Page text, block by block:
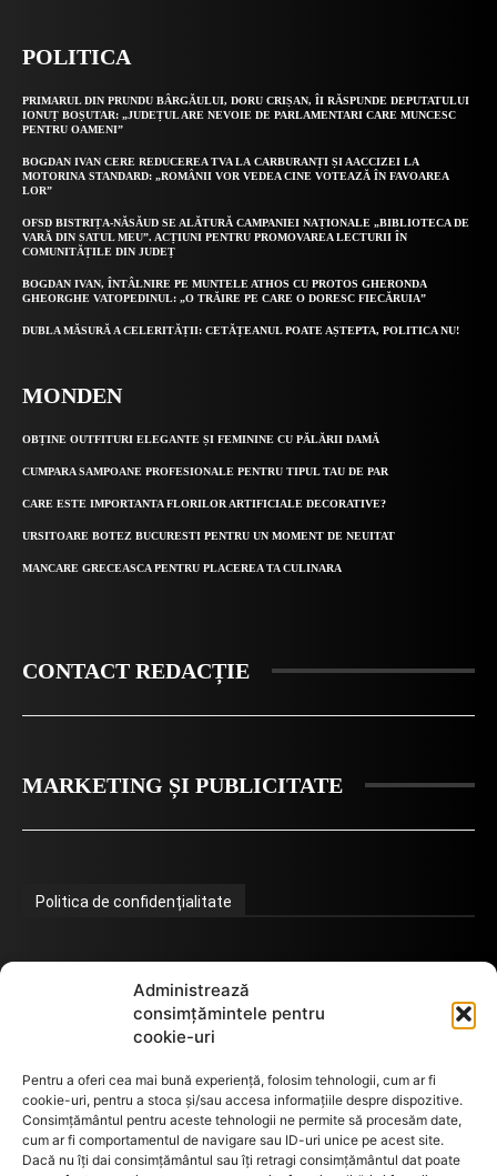
Administrează
consimțămintele pentru
cookie-uri
Pentru a oferi cea mai bună experiență, folosim tehnologii, cum ar fi
cookie-uri, pentru a stoca și/sau accesa informațiile despre dispozitive.
Consimțământul pentru aceste tehnologii ne permite să procesăm date,
cum ar fi comportamentul de navigare sau ID-uri unice pe acest site.
Dacă nu îți dai consimțământul sau îți retragi consimțământul dat poate
POLITICA
PRIMARUL DIN PRUNDU BÂRGĂULUI, DORU CRIȘAN, ÎI RĂSPUNDE DEPUTATULUI
IONUȚ BOȘUTAR: „JUDEȚUL ARE NEVOIE DE PARLAMENTARI CARE MUNCESC
PENTRU OAMENI”
BOGDAN IVAN CERE REDUCEREA TVA LA CARBURANȚI ȘI AACCIZEI LA
MOTORINA STANDARD: „ROMÂNII VOR VEDEA CINE VOTEAZĂ ÎN FAVOAREA
LOR”
OFSD BISTRIȚA-NĂSĂUD SE ALĂTURĂ CAMPANIEI NAȚIONALE „BIBLIOTECA DE
VARĂ DIN SATUL MEU”. ACȚIUNI PENTRU PROMOVAREA LECTURII ÎN
COMUNITĂȚILE DIN JUDEȚ
BOGDAN IVAN, ÎNTÂLNIRE PE MUNTELE ATHOS CU PROTOS GHERONDA
GHEORGHE VATOPEDINUL: „O TRĂIRE PE CARE O DORESC FIECĂRUIA”
DUBLA MĂSURĂ A CELERITĂȚII: CETĂȚEANUL POATE AȘTEPTA, POLITICA NU!
MONDEN
OBȚINE OUTFITURI ELEGANTE ȘI FEMININE CU PĂLĂRII DAMĂ
CUMPARA SAMPOANE PROFESIONALE PENTRU TIPUL TAU DE PAR
CARE ESTE IMPORTANTA FLORILOR ARTIFICIALE DECORATIVE?
URSITOARE BOTEZ BUCURESTI PENTRU UN MOMENT DE NEUITAT
MANCARE GRECEASCA PENTRU PLACEREA TA CULINARA
CONTACT REDACȚIE
MARKETING ȘI PUBLICITATE
Politica de confidențialitate
Termeni de utilizare
GDPR